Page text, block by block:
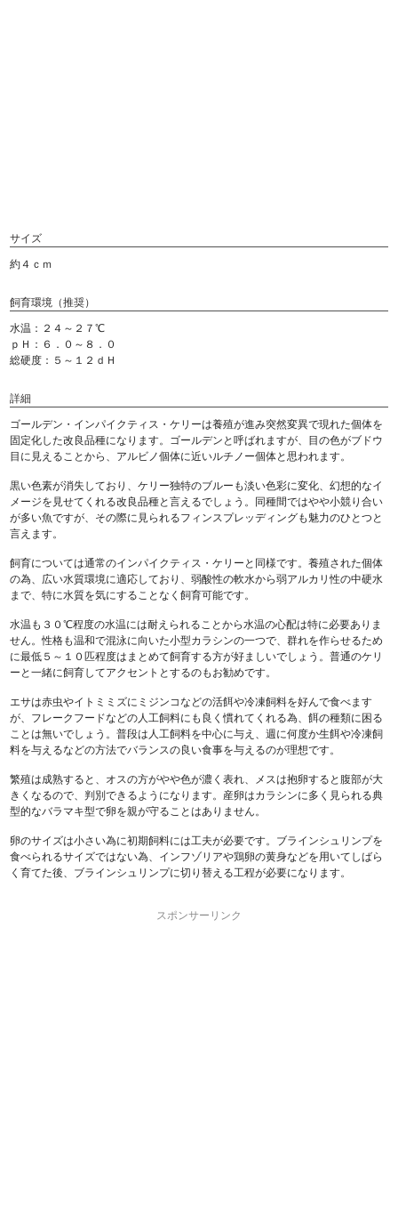
サイズ
約４ｃｍ
飼育環境（推奨）
水温：２４～２７℃
ｐＨ：６．０～８．０
総硬度：５～１２ｄＨ
詳細
ゴールデン・インパイクティス・ケリーは養殖が進み突然変異で現れた個体を
固定化した改良品種になります。ゴールデンと呼ばれますが、目の色がブドウ
目に見えることから、アルビノ個体に近いルチノー個体と思われます。
黒い色素が消失しており、ケリー独特のブルーも淡い色彩に変化、幻想的なイ
メージを見せてくれる改良品種と言えるでしょう。同種間ではやや小競り合い
が多い魚ですが、その際に見られるフィンスプレッディングも魅力のひとつと
言えます。
飼育については通常のインパイクティス・ケリーと同様です。養殖された個体
の為、広い水質環境に適応しており、弱酸性の軟水から弱アルカリ性の中硬水
まで、特に水質を気にすることなく飼育可能です。
水温も３０℃程度の水温には耐えられることから水温の心配は特に必要ありま
せん。性格も温和で混泳に向いた小型カラシンの一つで、群れを作らせるため
に最低５～１０匹程度はまとめて飼育する方が好ましいでしょう。普通のケリ
ーと一緒に飼育してアクセントとするのもお勧めです。
エサは赤虫やイトミミズにミジンコなどの活餌や冷凍飼料を好んで食べます
が、フレークフードなどの人工飼料にも良く慣れてくれる為、餌の種類に困る
ことは無いでしょう。普段は人工飼料を中心に与え、週に何度か生餌や冷凍飼
料を与えるなどの方法でバランスの良い食事を与えるのが理想です。
繁殖は成熟すると、オスの方がやや色が濃く表れ、メスは抱卵すると腹部が大
きくなるので、判別できるようになります。産卵はカラシンに多く見られる典
型的なバラマキ型で卵を親が守ることはありません。
卵のサイズは小さい為に初期飼料には工夫が必要です。ブラインシュリンプを
食べられるサイズではない為、インフゾリアや鶏卵の黄身などを用いてしばら
く育てた後、ブラインシュリンプに切り替える工程が必要になります。
スポンサーリンク